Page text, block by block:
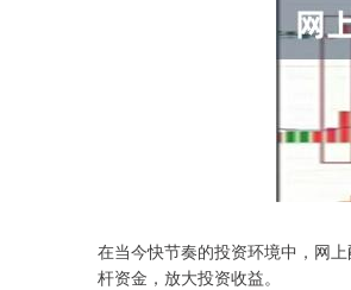
在当今快节奏的投资环境中，网
杆资金，放大投资收益。